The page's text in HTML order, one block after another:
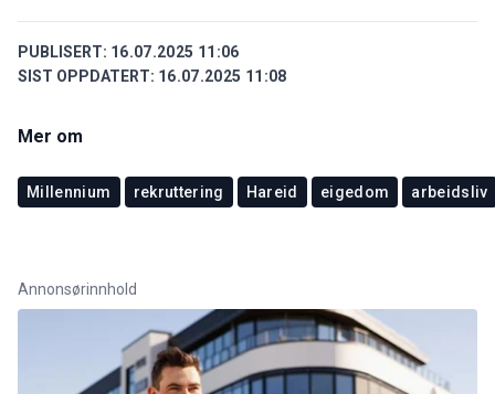
PUBLISERT: 16.07.2025 11:06
SIST OPPDATERT: 16.07.2025 11:08
Mer om
Millennium rekruttering Hareid eigedom arbeidsliv
Annonsørinnhold